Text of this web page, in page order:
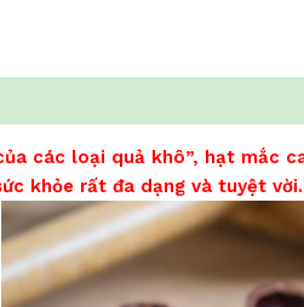
các loại quả khô”, hạt mắc
khỏe rất đa dạng và tuyệt vời.